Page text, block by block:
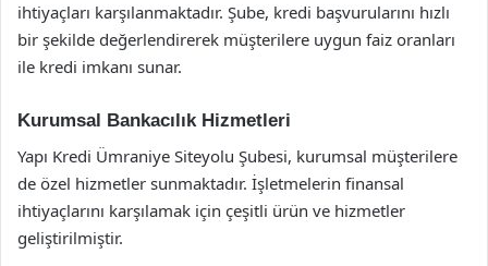
ihtiyaçları karşılanmaktadır. Şube, kredi başvurularını hızlı
bir şekilde değerlendirerek müşterilere uygun faiz oranları
ile kredi imkanı sunar.
Kurumsal Bankacılık Hizmetleri
Yapı Kredi Ümraniye Siteyolu Şubesi, kurumsal müşterilere
de özel hizmetler sunmaktadır. İşletmelerin finansal
ihtiyaçlarını karşılamak için çeşitli ürün ve hizmetler
geliştirilmiştir.